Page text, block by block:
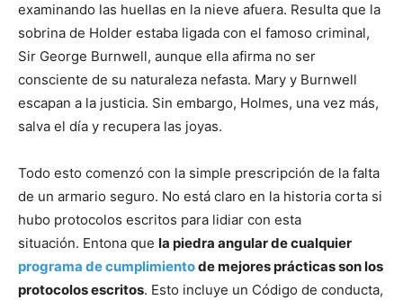
examinando las huellas en la nieve afuera. Resulta que la
sobrina de Holder estaba ligada con el famoso criminal,
Sir George Burnwell, aunque ella afirma no ser
consciente de su naturaleza nefasta. Mary y Burnwell
escapan a la justicia. Sin embargo, Holmes, una vez más,
salva el día y recupera las joyas.
Todo esto comenzó con la simple prescripción de la falta
de un armario seguro. No está claro en la historia corta si
hubo protocolos escritos para lidiar con esta
situación. Entona que la piedra angular de cualquier
programa de cumplimientode mejores prácticas son los
protocolos escritos. Esto incluye un Código de conducta,